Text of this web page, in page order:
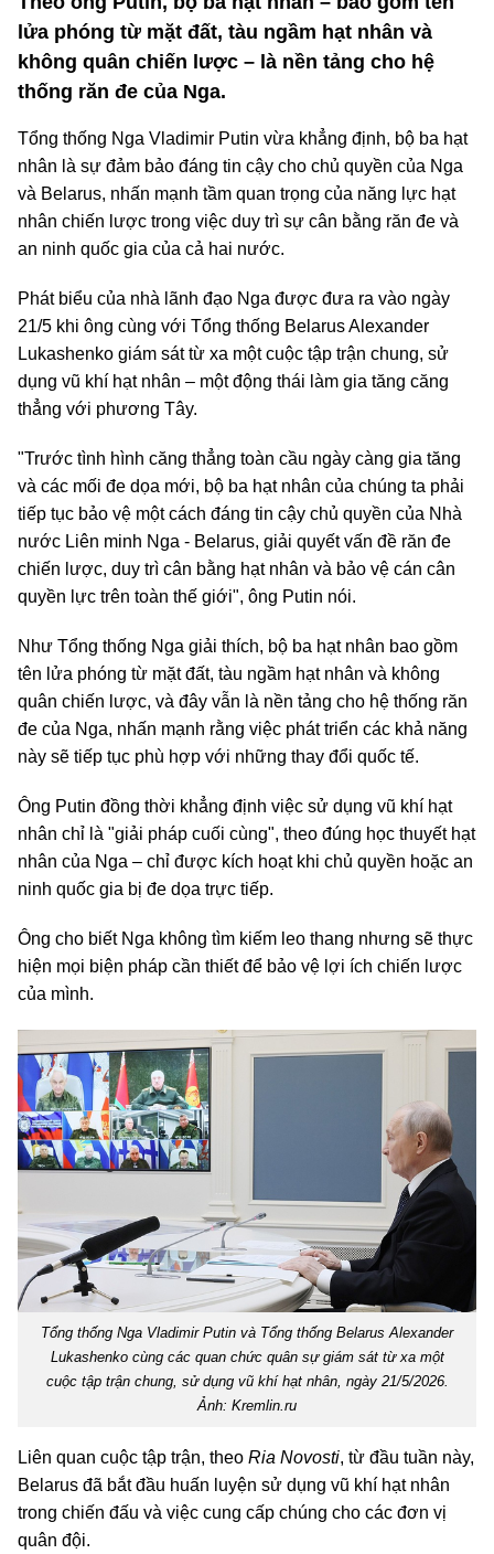
lửa phóng từ mặt đất, tàu ngầm hạt nhân và
không quân chiến lược – là nền tảng cho hệ
thống răn đe của Nga.
Tổng thống Nga Vladimir Putin vừa khẳng định, bộ ba hạt
nhân là sự đảm bảo đáng tin cậy cho chủ quyền của Nga
và Belarus, nhấn mạnh tầm quan trọng của năng lực hạt
nhân chiến lược trong việc duy trì sự cân bằng răn đe và
an ninh quốc gia của cả hai nước.
Phát biểu của nhà lãnh đạo Nga được đưa ra vào ngày
21/5 khi ông cùng với Tổng thống Belarus Alexander
Lukashenko giám sát từ xa một cuộc tập trận chung, sử
dụng vũ khí hạt nhân – một động thái làm gia tăng căng
thẳng với phương Tây.
"Trước tình hình căng thẳng toàn cầu ngày càng gia tăng
và các mối đe dọa mới, bộ ba hạt nhân của chúng ta phải
tiếp tục bảo vệ một cách đáng tin cậy chủ quyền của Nhà
nước Liên minh Nga - Belarus, giải quyết vấn đề răn đe
chiến lược, duy trì cân bằng hạt nhân và bảo vệ cán cân
quyền lực trên toàn thế giới", ông Putin nói.
Như Tổng thống Nga giải thích, bộ ba hạt nhân bao gồm
tên lửa phóng từ mặt đất, tàu ngầm hạt nhân và không
quân chiến lược, và đây vẫn là nền tảng cho hệ thống răn
đe của Nga, nhấn mạnh rằng việc phát triển các khả năng
này sẽ tiếp tục phù hợp với những thay đổi quốc tế.
Ông Putin đồng thời khẳng định việc sử dụng vũ khí hạt
nhân chỉ là "giải pháp cuối cùng", theo đúng học thuyết hạt
nhân của Nga – chỉ được kích hoạt khi chủ quyền hoặc an
ninh quốc gia bị đe dọa trực tiếp.
Ông cho biết Nga không tìm kiếm leo thang nhưng sẽ thực
hiện mọi biện pháp cần thiết để bảo vệ lợi ích chiến lược
của mình.
Tổng thống Nga Vladimir Putin và Tổng thống Belarus Alexander
Lukashenko cùng các quan chức quân sự giám sát từ xa một
cuộc tập trận chung, sử dụng vũ khí hạt nhân, ngày 21/5/2026.
Ảnh: Kremlin.ru
Liên quan cuộc tập trận, theo Ria Novosti, từ đầu tuần này,
Belarus đã bắt đầu huấn luyện sử dụng vũ khí hạt nhân
trong chiến đấu và việc cung cấp chúng cho các đơn vị
quân đội.